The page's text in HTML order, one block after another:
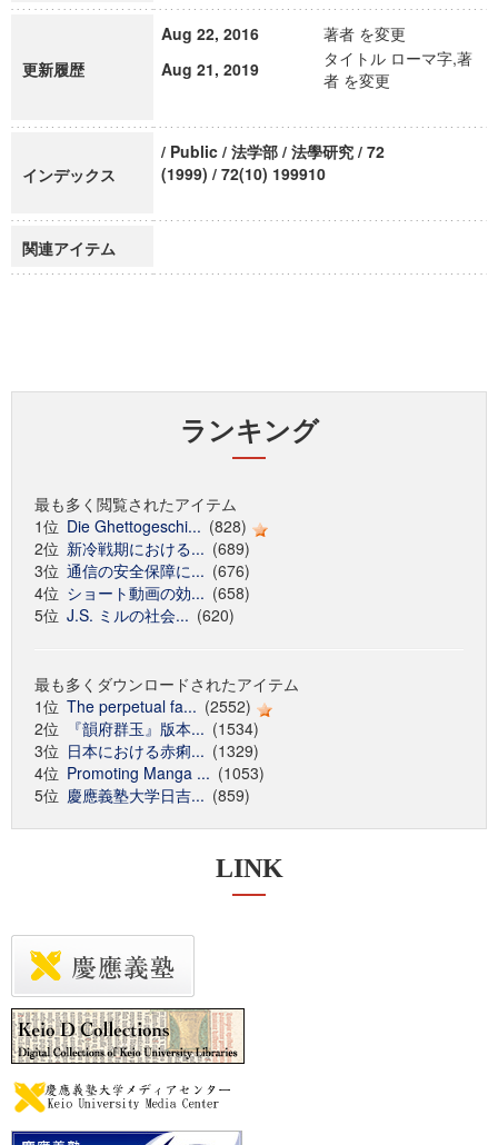
更新履歴
Aug 22, 2016
著者 を変更
Aug 21, 2019
タイトル ローマ字,著
者 を変更
インデックス
/ Public / 法学部 / 法學研究 / 72
(1999) / 72(10) 199910
関連アイテム
ランキング
最も多く閲覧されたアイテム
1位 Die Ghettogeschi... (828)
2位 新冷戦期における... (689)
3位 通信の安全保障に... (676)
4位 ショート動画の効... (658)
5位 J.S. ミルの社会... (620)
最も多くダウンロードされたアイテム
1位 The perpetual fa... (2552)
2位
『韻府群玉』版本... (1534)
3位 日本における赤痢... (1329)
4位 Promoting Manga ... (1053)
5位 慶應義塾大学日吉... (859)
LINK